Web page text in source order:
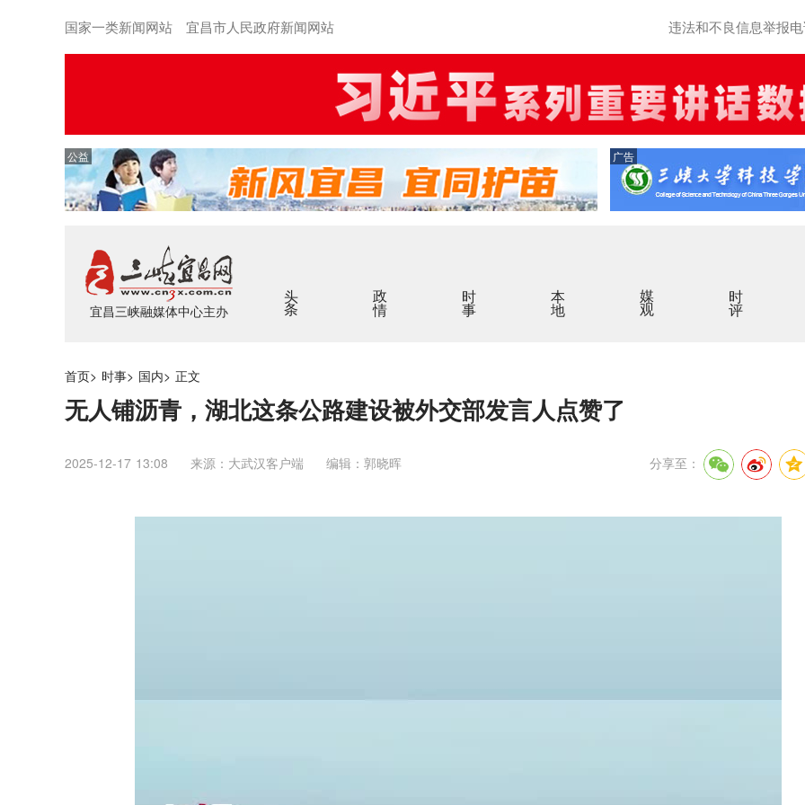
国家一类新闻网站 宜昌市人民政府新闻网站 违法和不良信息举报
公益 广告
宜昌三峡融媒体中心主办
头条 政情 时事 本地 媒观 时评
首页> 时事> 国内> 正文
无人铺沥青，湖北这条公路建设被外交部发言人点赞了
2025-12-17 13:08 来源：大武汉客户端 编辑：郭晓晖 分享至：